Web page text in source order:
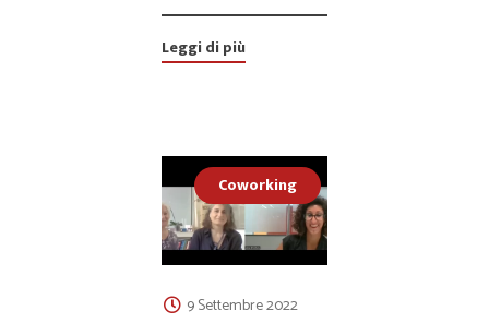
Leggi di più
Coworking
9 Settembre 2022